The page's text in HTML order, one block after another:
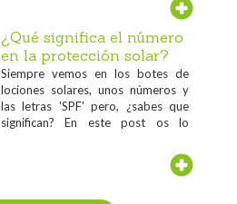
¿Qué significa el número
en la protección solar?
Siempre vemos en los botes de
lociones solares, unos números y
las letras 'SPF' pero, ¿sabes que
significan? En este post os lo